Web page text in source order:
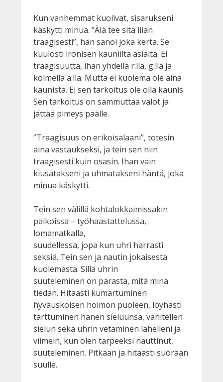
Kun vanhemmat kuolivat, sisarukseni
käskytti minua. ”Älä tee sitä liian
traagisesti”, hän sanoi joka kerta. Se
kuulosti ironisen kauniilta asialta. Ei
traagisuutta, ihan yhdellä r:llä, g:llä ja
kolmella a:lla. Mutta ei kuolema ole aina
kaunista. Ei sen tarkoitus ole olla kaunis.
Sen tarkoitus on sammuttaa valot ja
jättää pimeys päälle.
”Traagisuus on erikoisalaani”, totesin
aina vastaukseksi, ja tein sen niin
traagisesti kuin osasin. Ihan vain
kiusatakseni ja uhmatakseni häntä, joka
minua käskytti.
Tein sen välillä kohtalokkaimissakin
paikoissa – työhaastattelussa,
lomamatkalla,
suudellessa, jopa kun uhri harrasti
seksiä. Tein sen ja nautin jokaisesta
kuolemasta. Sillä uhrin
suuteleminen on parasta, mitä minä
tiedän. Hitaasti kumartuminen
hyväuskoisen hölmön puoleen, löyhästi
tarttuminen hänen sieluunsa, vähitellen
sielun sekä uhrin vetäminen lähelleni ja
viimein, kun olen tarpeeksi nauttinut,
suuteleminen. Pitkään ja hitaasti suoraan
suulle.